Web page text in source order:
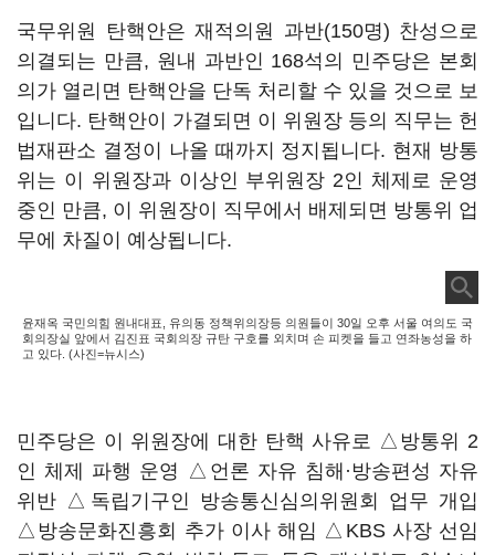
국무위원 탄핵안은 재적의원 과반(150명) 찬성으로
의결되는 만큼, 원내 과반인 168석의 민주당은 본회
의가 열리면 탄핵안을 단독 처리할 수 있을 것으로 보
입니다. 탄핵안이 가결되면 이 위원장 등의 직무는 헌
법재판소 결정이 나올 때까지 정지됩니다. 현재 방통
위는 이 위원장과 이상인 부위원장 2인 체제로 운영
중인 만큼, 이 위원장이 직무에서 배제되면 방통위 업
무에 차질이 예상됩니다.
윤재옥 국민의힘 원내대표, 유의동 정책위의장등 의원들이 30일 오후 서울 여의도 국
회의장실 앞에서 김진표 국회의장 규탄 구호를 외치며 손 피켓을 들고 연좌농성을 하
고 있다. (사진=뉴시스)
민주당은 이 위원장에 대한 탄핵 사유로 △방통위 2
인 체제 파행 운영 △언론 자유 침해·방송편성 자유
위반 △독립기구인 방송통신심의위원회 업무 개입
△방송문화진흥회 추가 이사 해임 △KBS 사장 선임